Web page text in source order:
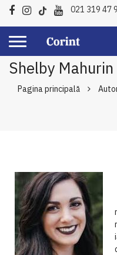
021 319 47
Shelby Mahurin
Pagina principală